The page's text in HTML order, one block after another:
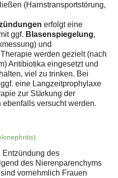
(Harnstransportstörung,
erfolgt eine
ggf. Blasenspiegelung,
und
werden gezielt (nach
Antibiotika eingesetzt und
viel zu trinken. Bei
eine Langzeitprophylaxe
zur Stärkung der
versucht werden.
Entzündung des
des Nierenparenchyms
vornehmlich Frauen